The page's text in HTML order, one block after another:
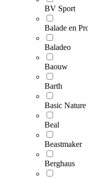
BV Sport
Balade en
Baladeo
Baouw
Barth
Basic Nature
Beal
Beastmaker
Berghaus